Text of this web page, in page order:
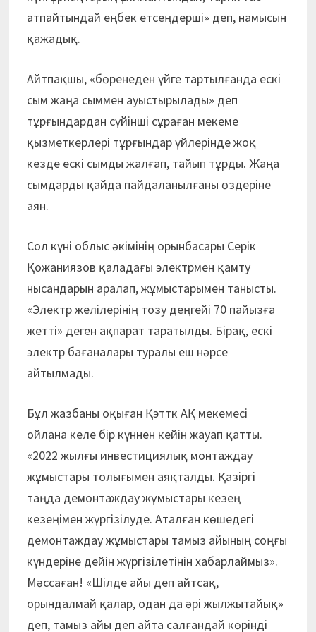
атпайтындай еңбек етсеңдерші» деп, намысын
қажадық.
Айтпақшы, «бөренеден үйге тартылғанда ескі
сым жаңа сыммен ауыстырылады» деп
тұрғындардан сүйінші сұраған мекеме
қызметкерлері тұрғындар үйлерінде жоқ
кезде ескі сымды жалғап, тайып тұрды. Жаңа
сымдарды қайда пайдаланылғаны өздеріне
аян.
Сол күні облыс әкімінің орынбасары Серік
Қожаниязов қаладағы электрмен қамту
нысандарын аралап, жұмыстарымен танысты.
«Электр желілерінің тозу деңгейі 70 пайыз­ға
жетті» деген ақпарат таратылды. Бірақ, ескі
электр бағаналары туралы еш нәрсе
айтылмады.
Бұл жазбаны оқыған Қэттк АҚ мекемесі
ойлана келе бір күннен кейін жауап қатты.
«2022 жылғы инвестициялық монтаждау
жұмыстары толығымен аяқталды. Қазіргі
таңда демонтаждау жұмыс­тары кезең
кезеңімен жүргізілуде. Аталған көшедегі
демонтаждау жұмыстары тамыз айының соңғы
күндеріне дейін жүргізілетінін хабарлаймыз».
Мәссаған! «Шілде айы деп айтсақ,
орындалмай қалар, одан да әрі жылжытайық»
деп, тамыз айы деп айта салғандай көрінді